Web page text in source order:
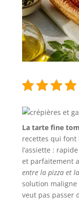
La tarte fine
recettes qui font
l’assiette :
et parfaitement
entre la pizza et
solution maligne
veut pas passer